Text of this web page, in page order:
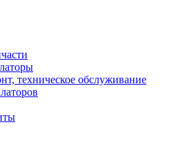
техническое обслуживание